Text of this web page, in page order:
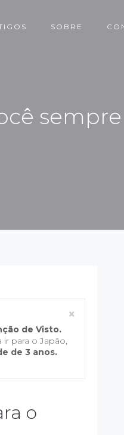
SOBRE
×
de Visto.
para o Japão,
de 3 anos.
o